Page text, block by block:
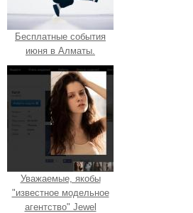
Бесплатные события
июня в Алматы.
Уважаемые, якобы
"известное модельное
агентство" Jewel